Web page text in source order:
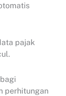
pajak
perhitungan